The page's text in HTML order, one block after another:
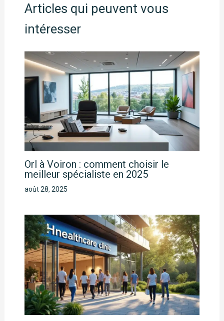
Articles qui peuvent vous
intéresser
Orl à Voiron : comment choisir le
meilleur spécialiste en 2025
août 28, 2025